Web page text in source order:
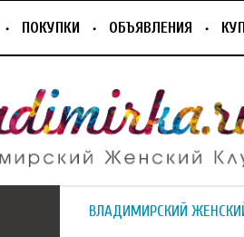
ПОКУПКИ ОБЪЯВЛЕНИЯ
ВЛАДИМИРСКИЙ